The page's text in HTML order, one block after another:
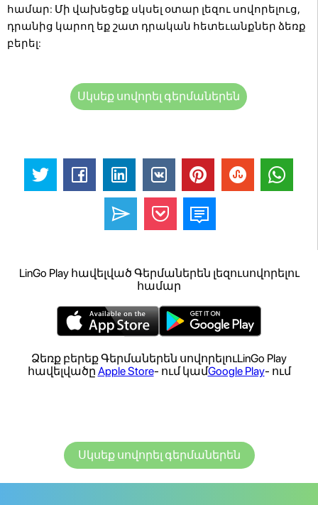
համար: Մի վախեցեք սկսել օտար լեզու սովորելուց,
դրանից կարող եք շատ դրական հետեւանքներ ձեռք
բերել:
Սկսեք սովորել գերմաներեն
LinGo Play հավելված Գերմաներեն լեզուսովորելու
համար
Ձեռք բերեք Գերմաներեն սովորելուLinGo Play
հավելվածը Apple Store- ում կամGoogle Play- ում
Սկսեք սովորել գերմաներեն